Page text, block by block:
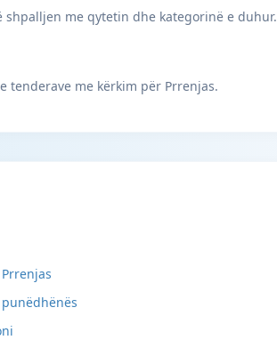
me qytetin dhe kategorinë e duhur.
tenderave me kërkim për Prrenjas.